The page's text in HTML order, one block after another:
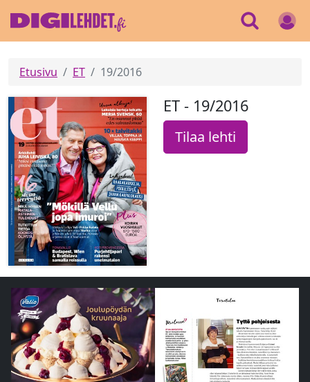
Etusivu ET 19/2016
ET - 19/2016
Tilaa lehti